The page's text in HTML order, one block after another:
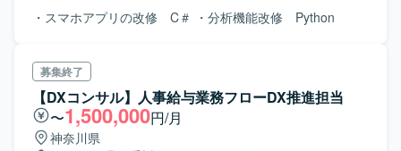
・スマホアプリの改修 C＃ ・分析機能改修 Python
募集終了
【DXコンサル】人事給与業務フローDX推進担当
〜1,500,000円/月
神奈川県